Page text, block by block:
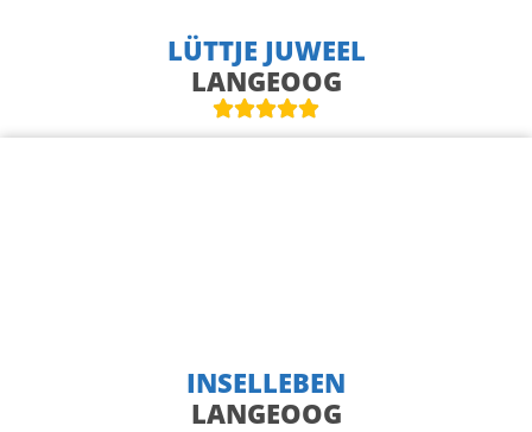
LÜTTJE JUWEEL
LANGEOOG
INSELLEBEN
LANGEOOG